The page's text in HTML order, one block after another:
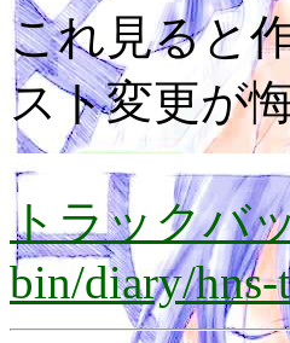
これ見ると
スト変更が
トラックバ
bin/diary/